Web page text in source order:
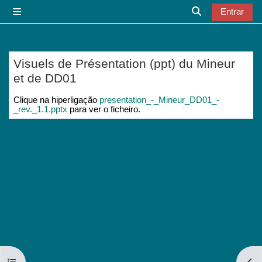
Alternar a
Entrar
Visuels de Présentation (ppt) du Mineur
et de DD01
Requisitos de conclusão
Clique na hiperligação presentation_-_Mineur_DD01_-
_rev._1.1.pptx para ver o ficheiro.